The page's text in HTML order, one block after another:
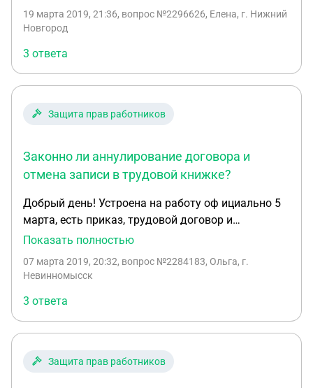
трудовой контракт с условием, что работник в
19 марта 2019, 21:36, вопрос №2296626, Елена, г. Нижний
Новгород
3 ответа
Защита прав работников
Законно ли аннулирование договора и
отмена записи в трудовой книжке?
Добрый день! Устроена на работу оф ициально 5
марта, есть приказ, трудовой договор и
должностная , подписана с 2 сторон. Не знаю
аннулировать трудовой договор и считать его
Поняла, что работа мне не подходит. И важно,
чтобы записи в трудовой или не было, или она
считалась не действительной, так как 4 марта
есть запись о сокращении с другого места работы
Показать полностью
07 марта 2019, 20:32, вопрос №2284183, Ольга, г.
Невинномысск
3 ответа
Защита прав работников